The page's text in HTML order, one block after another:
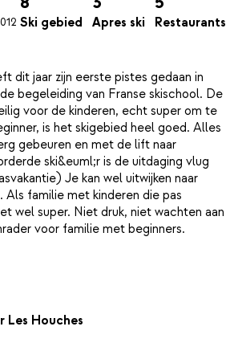
Ski gebied Apres ski Restaurants
dit jaar zijn eerste pistes gedaan in
begeleiding van Franse skischool. De
voor de kinderen, echt super om te
is het skigebied heel goed. Alles
gebeuren en met de lift naar
ski&euml;r is de uitdaging vlug
Je kan wel uitwijken naar
Als familie met kinderen die pas
wel super. Niet druk, niet wachten aan
voor familie met beginners.
Les Houches